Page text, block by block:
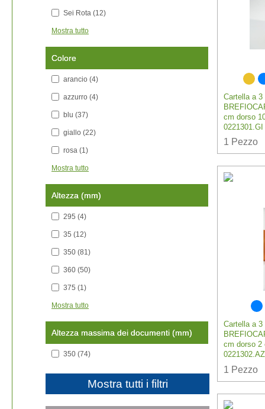
Sei Rota (12)
Mostra tutto
Colore
arancio (4)
azzurro (4)
blu (37)
giallo (22)
rosa (1)
Mostra tutto
Altezza (mm)
295 (4)
35 (12)
350 (81)
360 (50)
375 (1)
Mostra tutto
Altezza massima dei documenti (mm)
350 (74)
Mostra tutti i filtri
Cartella a
cm dorso
0221301.GI
1 Pezzo
Cartella a
cm dorso 2
0221302.AZ
1 Pezzo